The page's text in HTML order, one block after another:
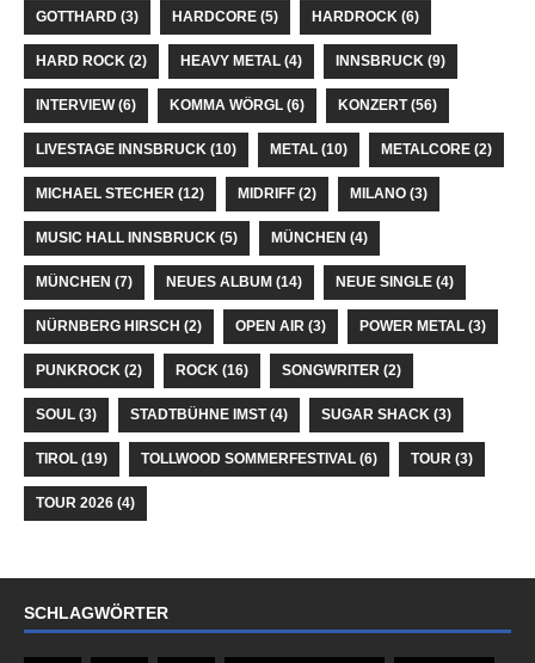
GOTTHARD (3) HARDCORE (5) HARDROCK (6)
HARD ROCK (2) HEAVY METAL (4) INNSBRUCK (9)
INTERVIEW(6) KOMMA WÖRGL (6) KONZERT(56)
LIVESTAGE INNSBRUCK (10) METAL (10) METALCORE (2)
MICHAEL STECHER (12) MIDRIFF (2) MILANO (3)
MUSIC HALL INNSBRUCK (5) MÜNCHEN (4)
MÜNCHEN (7) NEUES ALBUM (14) NEUE SINGLE (4)
NÜRNBERG HIRSCH (2) OPEN AIR (3) POWER METAL (3)
PUNKROCK (2) ROCK (16) SONGWRITER (2)
SOUL (3) STADTBÜHNE IMST(4) SUGAR SHACK (3)
TIROL (19) TOLLWOOD SOMMERFESTIVAL (6) TOUR (3)
TOUR 2026 (4)
SCHLAGWÖRTER